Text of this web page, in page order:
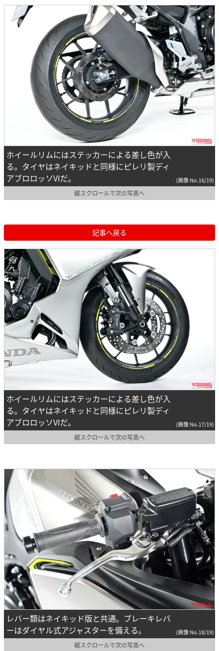
ホイールリムにはステッカーによる差し色が入
る。タイヤはネイキッドと同様にピレリ製ディ
アブロロッソVIだ。
(画像 No.16/19)
縦スクロールで次の写真へ
記事へ戻る
ホイールリムにはステッカーによる差し色が入
る。タイヤはネイキッドと同様にピレリ製ディ
アブロロッソVIだ。
(画像 No.17/19)
縦スクロールで次の写真へ
レバー類はネイキッド版と共通。ブレーキレバ
ーはダイヤル式アジャスターを備える。
(画像 No.18/19)
縦スクロールで次の写真へ